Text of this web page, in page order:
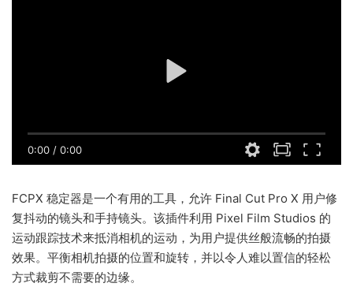
0:00 / 0:00
FCPX 稳定器是一个有用的工具，允许 Final Cut Pro X 用户修
复抖动的镜头和手持镜头。该插件利用 Pixel Film Studios 的
运动跟踪技术来抵消相机的运动，为用户提供丝般流畅的拍摄
效果。平衡相机拍摄的位置和旋转，并以令人难以置信的轻松
方式裁剪不需要的边缘。